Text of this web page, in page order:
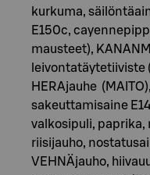
kurkuma,
E150c,
mausteet),
leivontatäytetiiviste
HERAjauhe
sakeuttamisaine
valkosipuli, paprika,
riisijauho,
VEHNÄjauho,